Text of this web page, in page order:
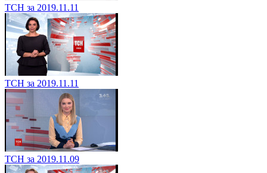
ТСН за 2019.11.11
ТСН за 2019.11.11
ТСН за 2019.11.09